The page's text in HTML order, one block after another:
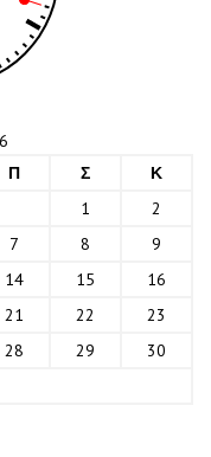
Π Σ
Κ
1
2
7 8
9
14 15
16
21 22
23
28 29
30